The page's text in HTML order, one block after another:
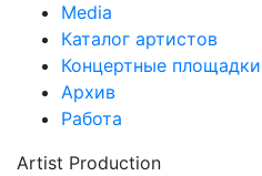
Media
Каталог артистов
Концертные площадки
Архив
Работа
Artist Production